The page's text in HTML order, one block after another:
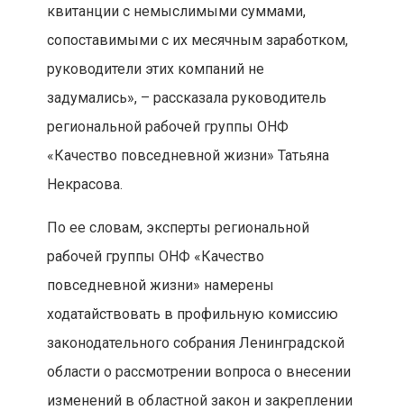
квитанции с немыслимыми суммами,
сопоставимыми с их месячным заработком,
руководители этих компаний не
задумались», – рассказала руководитель
региональной рабочей группы ОНФ
«Качество повседневной жизни» Татьяна
Некрасова.
По ее словам, эксперты региональной
рабочей группы ОНФ «Качество
повседневной жизни» намерены
ходатайствовать в профильную комиссию
законодательного собрания Ленинградской
области о рассмотрении вопроса о внесении
изменений в областной закон и закреплении